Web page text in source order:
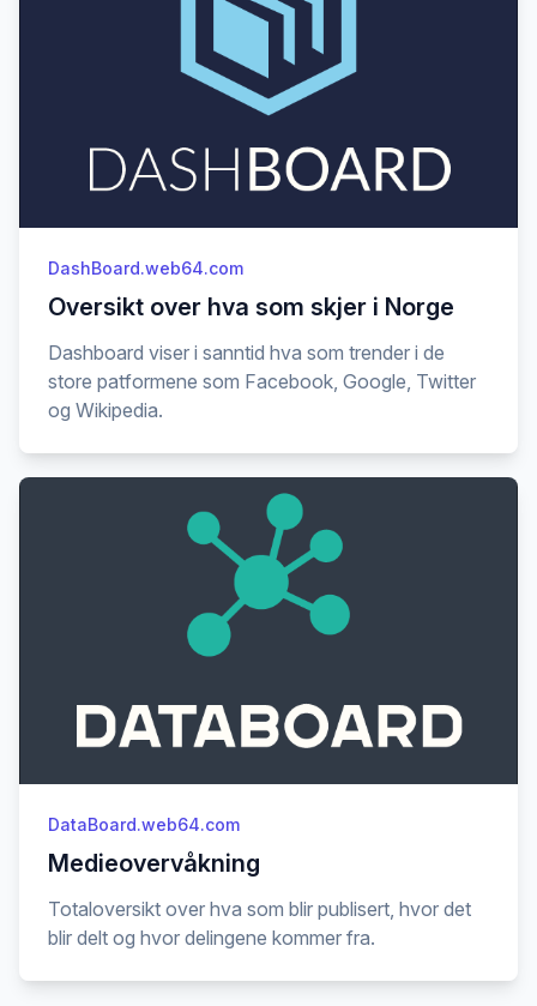
DashBoard.web64.com
Oversikt over hva som skjer i Norge
Dashboard viser i sanntid hva som trender i de
store patformene som Facebook, Google, Twitter
og Wikipedia.
DataBoard.web64.com
Medieovervåkning
Totaloversikt over hva som blir publisert, hvor det
blir delt og hvor delingene kommer fra.